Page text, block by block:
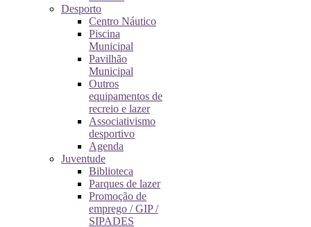
Desporto
Centro Náutico
Piscina
Municipal
Pavilhão
Municipal
Outros
equipamentos de
recreio e lazer
Associativismo
desportivo
Agenda
Juventude
Biblioteca
Parques de lazer
Promoção de
emprego / GIP /
SIPADES